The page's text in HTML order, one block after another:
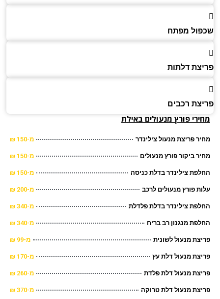
מפתח
דלתות
רכבים
פורץ מנעוליםבאילת
פריצת מנעול צילינדר מ-150 ₪
ביקור פורץ מנעולים מ-150 ₪
צילינדר בדלת כניסה מ-150 ₪
פורץ מנעולים לרכב מ-200 ₪
צילינדר בדלת פלדלת מ-340 ₪
מנגנון רב בריח מ-340 ₪
מנעול לשונית מ-99 ₪
מנעול דלת עץ מ-170 ₪
מנעול דלת פלדת מ-260 ₪
מנעול דלת טרוקה מ-370 ₪